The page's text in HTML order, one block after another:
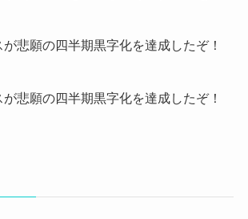
悲願の四半期黒字化を達成したぞ！
悲願の四半期黒字化を達成したぞ！